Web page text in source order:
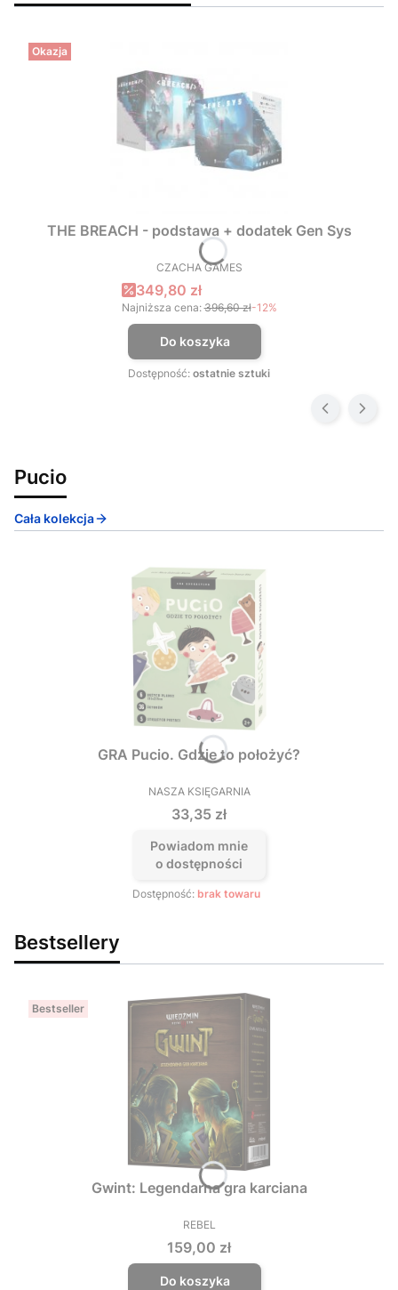
Okazja
THE BREACH - podstawa + dodatek Gen Sys
PRODUCENT
CZACHA GAMES
Cena promocyjna
349,80 zł
Najniższa cena: 396,60 zł-12%
Do koszyka
Dostępność: ostatnie sztuki
Pucio
Cała kolekcja
GRA Pucio. Gdzie to położyć?
PRODUCENT
NASZA KSIĘGARNIA
Cena
33,35 zł
Powiadom mnie
o dostępności
Dostępność: brak towaru
Bestsellery
Bestseller
Gwint: Legendarna gra karciana
PRODUCENT
REBEL
Cena
159,00 zł
Do koszyka